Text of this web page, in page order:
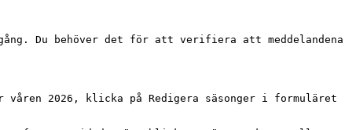
Du behöver det för att verifiera att meddelandena
2026, klicka på Redigera säsonger i formuläret